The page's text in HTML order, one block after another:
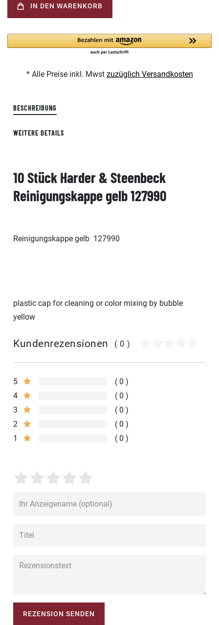
IN DEN WARENKORB
* Alle Preise inkl. Mwst zuzüglich Versandkosten
BESCHREIBUNG
WEITERE DETAILS
10 Stück Harder & Steenbeck
Reinigungskappe gelb 127990
Reinigungskappe gelb 127990
plastic cap for cleaning or color mixing by bubble
yellow
Kundenrezensionen (0)
5
0
4
0
3
0
2
0
1
0
REZENSION SENDEN